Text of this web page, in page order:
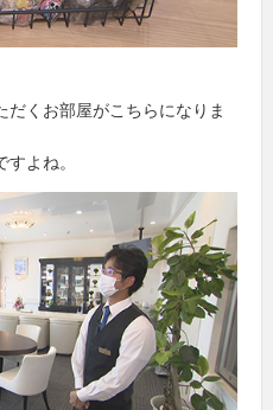
くお部屋がこちらになりま
よね。